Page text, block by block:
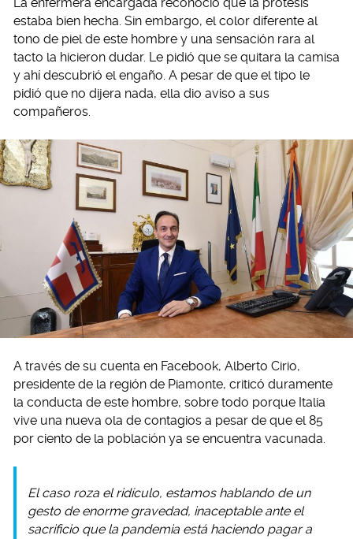
La enfermera encargada reconoció que la prótesis
estaba bien hecha. Sin embargo, el color diferente al
tono de piel de este hombre y una sensación rara al
tacto la hicieron dudar. Le pidió que se quitara la camisa
y ahí descubrió el engaño. A pesar de que el tipo le
pidió que no dijera nada, ella dio aviso a sus
compañeros.
A través de su cuenta en Facebook, Alberto Cirio,
presidente de la región de Piamonte, criticó duramente
la conducta de este hombre, sobre todo porque Italia
vive una nueva ola de contagios a pesar de que el 85
por ciento de la población ya se encuentra vacunada.
El caso roza el ridículo, estamos hablando de un
gesto de enorme gravedad, inaceptable ante el
sacrificio que la pandemia está haciendo pagar a